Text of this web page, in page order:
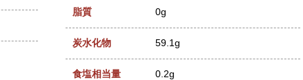
脂質 0g
炭水化物 59.1g
食塩相当量 0.2g